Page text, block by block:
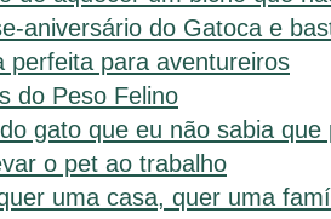
aniversário do Gatoca e
perfeita para aventureiros
do Peso Felino
gato que eu não sabia que
o pet ao trabalho
uma casa, quer uma